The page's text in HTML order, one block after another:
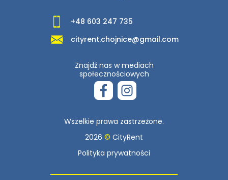
+48 603 247 735
cityrent.chojnice@gmail.com
Znajdź nas w mediach
społecznościowych
Wszelkie prawa zastrzeżone.
2026 © CityRent
Polityka prywatności